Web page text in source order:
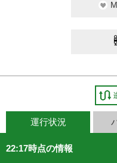
運行状況
22:17時点の情報